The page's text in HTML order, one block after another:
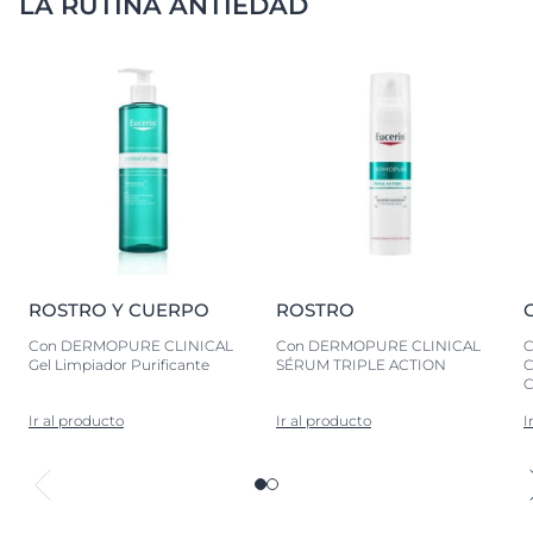
ROSTRO Y CUERPO
Con DERMOPURE CLINICAL
Gel Limpiador Purificante
Ir al producto
ROSTRO
Con DERMOPURE CLINICAL
SÉRUM TRIPLE ACTION
Ir al producto